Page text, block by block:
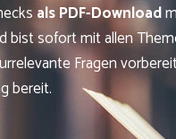
als PDF-Download
bist sofort mit allen
Fragen
bereit.